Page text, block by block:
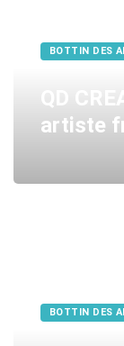
BOTTIN DES
QD
artiste
BOTTIN DES